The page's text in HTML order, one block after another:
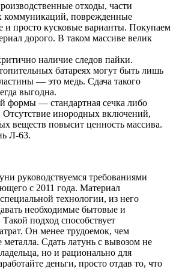
отходы, части
коммуникаций, поврежденные
и просто кусковые варианты. Покупаем
дорого. В таком массиве велик
наличие следов пайки.
батареях могут быть лишь
— это медь. Сдача такого
выгодна.
формы — стандартная сечка либо
Отсутствие инородных включений,
веществ повысит ценность массива.
Л-63.
руководствуемся требованиями
с 2011 года. Материал
технологии, из него
необходимые бытовые и
подход способствует
Он менее трудоемок, чем
Сдать латунь с вывозом не
но и рационально для
деньги, просто отдав то, что